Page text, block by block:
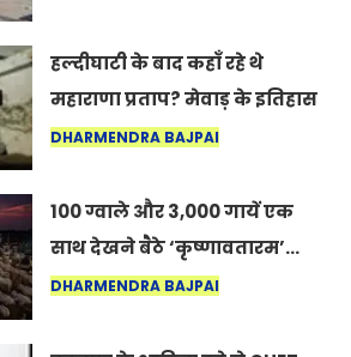
हल्दीघाटी के बाद कहाँ रहे थे
महाराणा प्रताप? मेवाड़ के इतिहास
का वह अनकहा अध्याय जो आज भी
DHARMENDRA BAJPAI
100 ग्वाले और 3,000 गायें एक
साथ देखने बैठे ‘कृष्णावतारम’…
नागपुर में दिखा ऐसा नज़ारा कि
DHARMENDRA BAJPAI